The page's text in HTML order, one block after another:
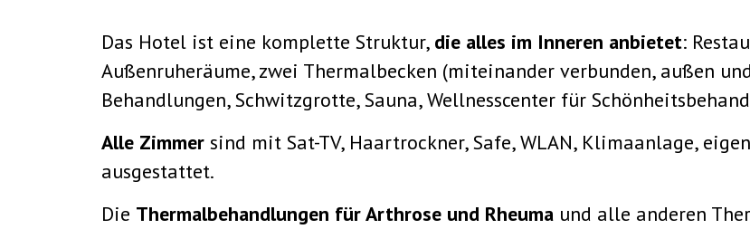
Das Hotel ist eine komplette Struktur, die alles im Inneren anbietet:
Außenruheräume, zwei Thermalbecken (miteinander verbunden, außen
Behandlungen, Schwitzgrotte, Sauna, Wellnesscenter für
Alle Zimmer sind mit Sat-TV, Haartrockner, Safe, WLAN, Klimaanlage,
ausgestattet.
Die Thermalbehandlungen für Arthrose und Rheuma und alle anderen